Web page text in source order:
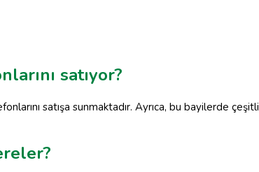
satıyor?
satışa sunmaktadır. Ayrıca, bu bayilerde çeşitli